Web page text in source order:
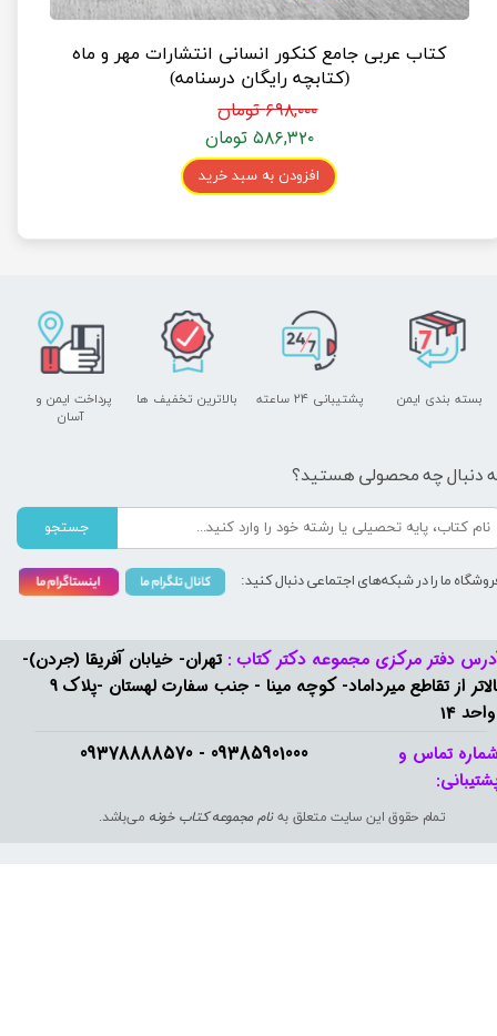
کتاب عربی جامع کنکور انسانی انتشارات مهر و ماه
(کتابچه رایگان درسنامه)
۶۹۸,۰۰۰ تومان
۵۸۶,۳۲۰ تومان
افزودن به سبد خرید
09385901000 - 09378888570​​​​​​​
دفتر مرکزی مجموعه دکتر کتاب : تهران- خیابان آفریقا (جردن)-
بالاتر از تقاطع میرداماد- کوچه مینا - جنب سفارت لهستان -پلاک 9
14
تمام حقوق این سایت متعلق بهنام مجموعه کتاب خونه می‌باشد.
تماس و
پشتیبانی ۲۴ ساعته
پرداخت ایمن و ​​​​​​​
آسان
بسته بندی ایمن بالاترین تخفیف ها
دنبال چه محصولی هستید؟
جستجو
ما را در شبکه‌های اجتماعی دنبال کنید: